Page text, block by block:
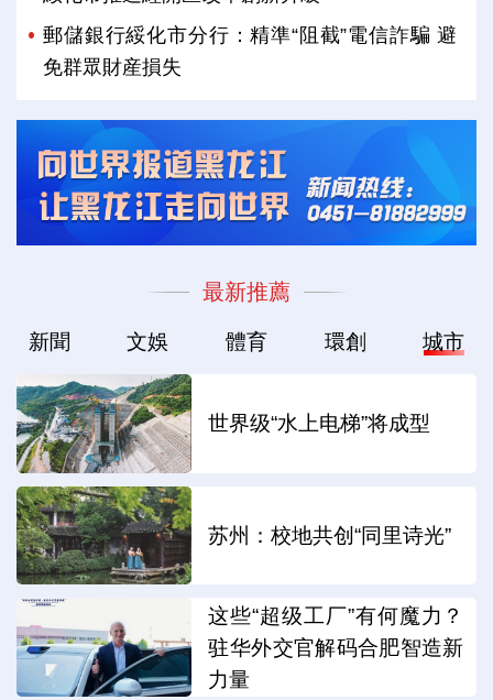
郵儲銀行綏化市分行：精準“阻截”電信詐騙 避
免群眾財産損失
最新推薦
新聞 文娛 體育 環創 城市
世界级“水上电梯”将成型
苏州：校地共创“同里诗光”
这些“超级工厂”有何魔力？
驻华外交官解码合肥智造新
力量